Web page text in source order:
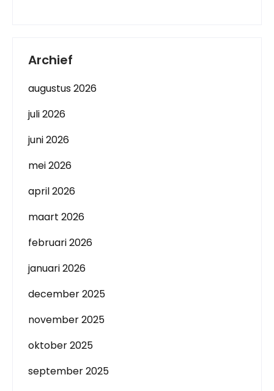
Archief
augustus 2026
juli 2026
juni 2026
mei 2026
april 2026
maart 2026
februari 2026
januari 2026
december 2025
november 2025
oktober 2025
september 2025